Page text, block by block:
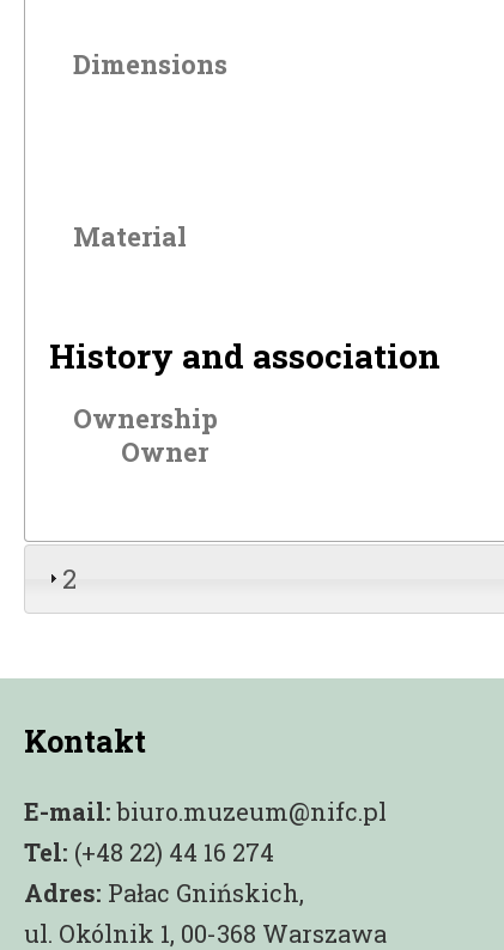
Dimensions
Material
History and association
Ownership
Owner
2
Kontakt
E-mail:biuro.muzeum@nifc.pl
Tel: (+48 22) 44 16 274
Adres: Pałac Gnińskich,
ul. Okólnik 1, 00-368 Warszawa